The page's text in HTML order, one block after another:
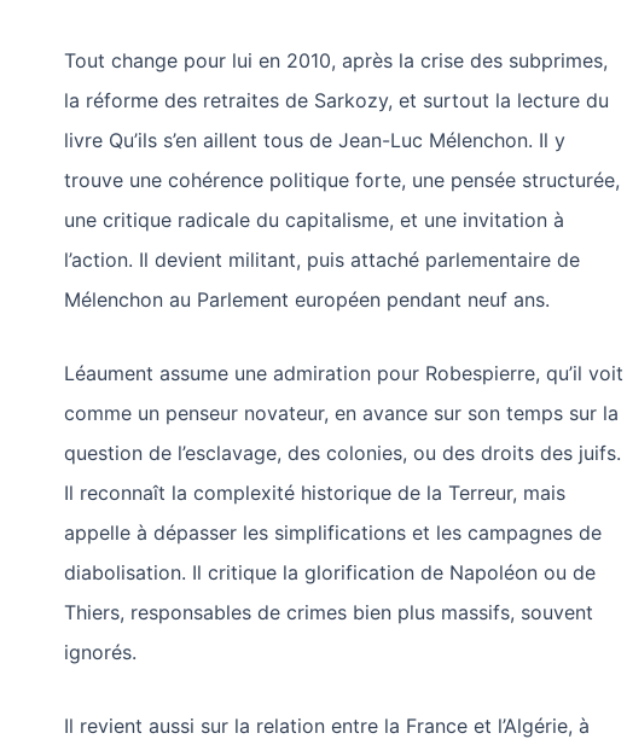
Tout change pour lui en 2010, après la crise des subprimes,
la réforme des retraites de Sarkozy, et surtout la lecture du
livre Qu’ils s’en aillent tous de Jean-Luc Mélenchon. Il y
trouve une cohérence politique forte, une pensée structurée,
une critique radicale du capitalisme, et une invitation à
l’action. Il devient militant, puis attaché parlementaire de
Mélenchon au Parlement européen pendant neuf ans.
Léaument assume une admiration pour Robespierre, qu’il voit
comme un penseur novateur, en avance sur son temps sur la
question de l’esclavage, des colonies, ou des droits des juifs.
Il reconnaît la complexité historique de la Terreur, mais
appelle à dépasser les simplifications et les campagnes de
diabolisation. Il critique la glorification de Napoléon ou de
Thiers, responsables de crimes bien plus massifs, souvent
ignorés.
Il revient aussi sur la relation entre la France et l’Algérie, à